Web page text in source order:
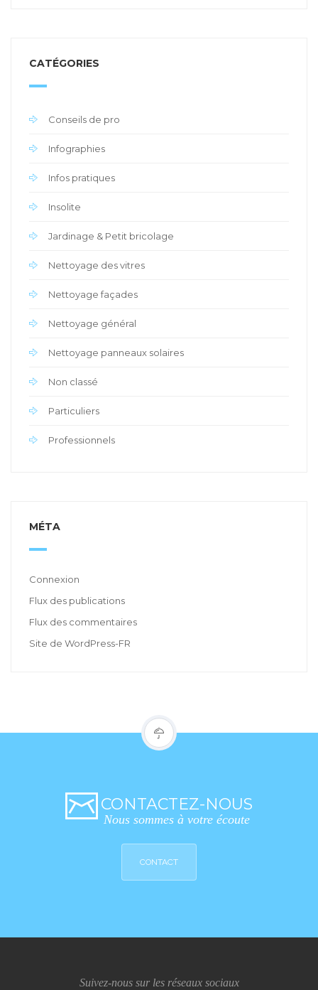
CATÉGORIES
Conseils de pro
Infographies
Infos pratiques
Insolite
Jardinage & Petit bricolage
Nettoyage des vitres
Nettoyage façades
Nettoyage général
Nettoyage panneaux solaires
Non classé
Particuliers
Professionnels
MÉTA
Connexion
Flux des publications
Flux des commentaires
Site de WordPress-FR
CONTACTEZ-NOUS
Nous sommes à votre écoute
CONTACT
Suivez-nous sur les réseaux sociaux